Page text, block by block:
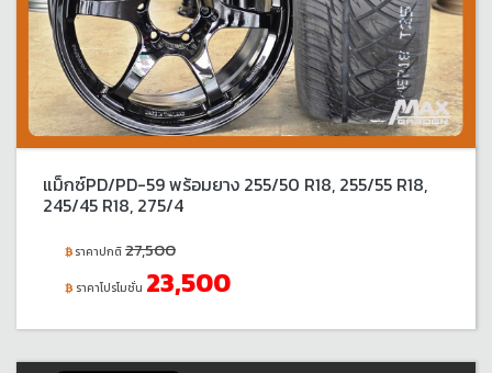
แม็กซ์PD/PD-59 พร้อมยาง 255/50 R18, 255/55 R18,
245/45 R18, 275/4
ราคาปกติ 27,500
ราคาโปรโมชั่น 23,500